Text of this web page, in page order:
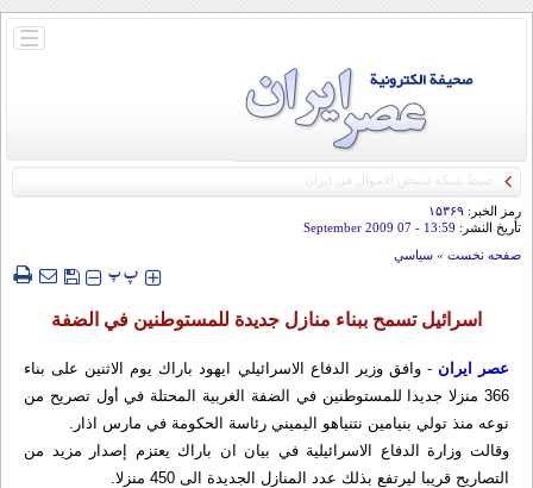
باز
رمز الخبر: ۱۵۳۶۹
تأريخ النشر: 13:59
- 07 September 2009
صفحه نخست » سياسي
‍‍‍ پپ
اسرائيل تسمح ببناء منازل جديدة للمستوطنين في الضفة
عصر ایران - وافق وزير الدفاع الاسرائيلي ايهود باراك يوم الاثنين على بناء
366 منزلا جديدا للمستوطنين في الضفة الغربية المحتلة في أول تصريح من
نوعه منذ تولي بنيامين نتنياهو اليميني رئاسة الحكومة في مارس اذار.
وقالت وزارة الدفاع الاسرائيلية في بيان ان باراك يعتزم إصدار مزيد من
التصاريح قريبا ليرتفع بذلك عدد المنازل الجديدة الى 450 منزلا.